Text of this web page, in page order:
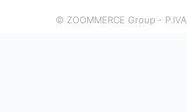
© ZOOMMERCE Group -